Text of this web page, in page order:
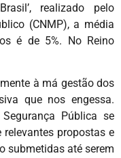
realizado pelo
(CNMP), a média
é de 5%. No Reino
à má gestão dos
que nos engessa.
Pública se
relevantes propostas e
submetidas até serem